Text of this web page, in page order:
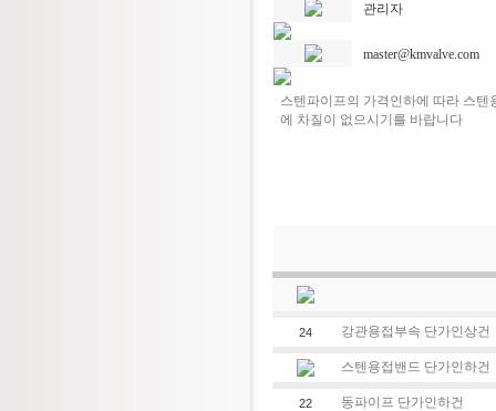
관리자
master@kmvalve.com
스텐파이프의 가격인하에 따라 스텐
에 차질이 없으시기를 바랍니다
24 강관용접부속 단가인상건
스텐용접밴드 단가인하건
22 동파이프 단가인하건